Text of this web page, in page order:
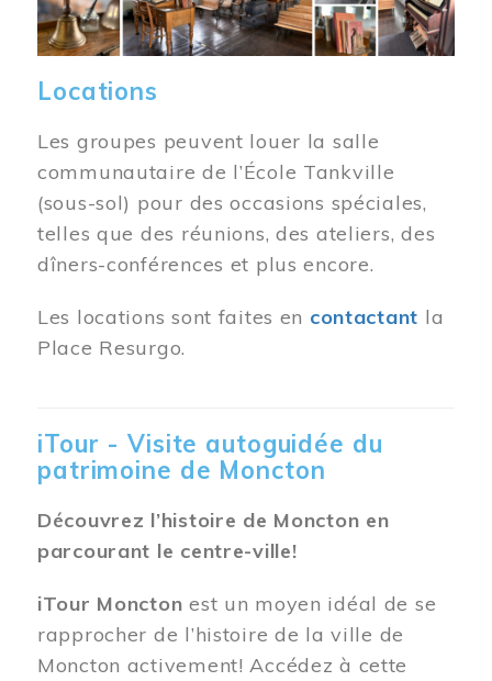
Locations
Les groupes peuvent louer la salle
communautaire de l’École Tankville
(sous-sol) pour des occasions spéciales,
telles que des réunions, des ateliers, des
dîners-conférences et plus encore.
Les locations sont faites en contactant la
Place Resurgo.
iTour - Visite autoguidée du
patrimoine de Moncton
Découvrez l’histoire de Moncton en
parcourant le centre-ville!
iTour Moncton est un moyen idéal de se
rapprocher de l’histoire de la ville de
Moncton activement! Accédez à cette